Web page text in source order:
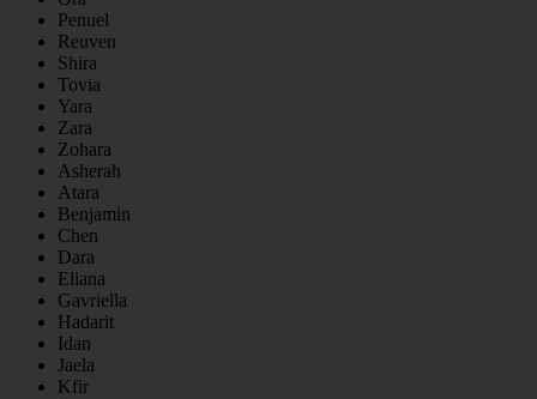
Penuel
Reuven
Shira
Tovia
Yara
Zara
Zohara
Asherah
Atara
Benjamin
Chen
Dara
Eliana
Gavriella
Hadarit
Idan
Jaela
Kfir